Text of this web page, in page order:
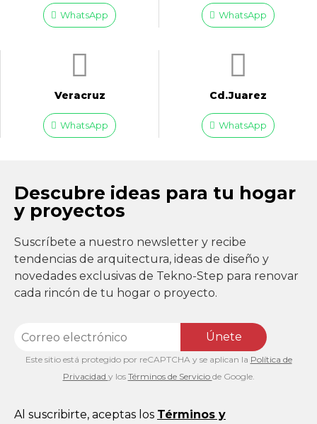
WhatsApp WhatsApp
Veracruz
WhatsApp
Cd.Juarez
WhatsApp
Descubre ideas para tu hogar
y proyectos
Suscríbete a nuestro newsletter y recibe
tendencias de arquitectura, ideas de diseño y
novedades exclusivas de Tekno-Step para renovar
cada rincón de tu hogar o proyecto.
Únete
Este sitio está protegido por reCAPTCHA y se aplican la Política de
Privacidad y los Términos de Servicio de Google.
Al suscribirte, aceptas los Términos y